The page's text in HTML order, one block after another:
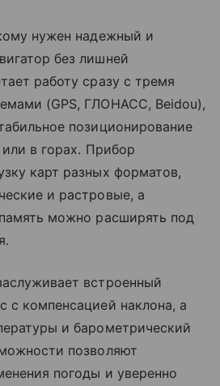
нужен надежный и
без лишней
работу сразу с тремя
(GPS, ГЛОНАСС, Beidou),
позиционирование
в горах. Прибор
карт разных форматов,
и растровые, а
можно расширять под
встроенный
с компенсацией наклона, а
и барометрический
позволяют
погоды и уверенно